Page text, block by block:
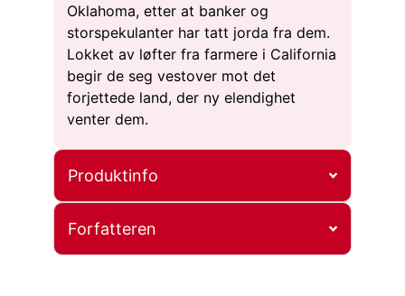
Oklahoma, etter at banker og
storspekulanter har tatt jorda fra dem.
Lokket av løfter fra farmere i California
begir de seg vestover mot det
forjettede land, der ny elendighet
venter dem.
Produktinfo
Forfatteren